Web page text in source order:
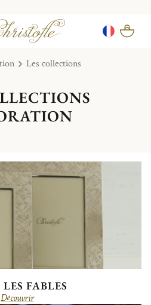
Les collections
FABLES
Découvrir